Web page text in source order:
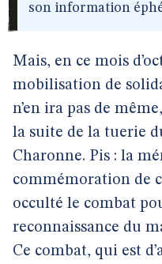
son information
Mais, en ce mois
mobilisation de
n’en ira pas de
la suite de la tuerie
Charonne. Pis : la
commémoration de
occulté le combat
reconnaissance du
Ce combat, qui est